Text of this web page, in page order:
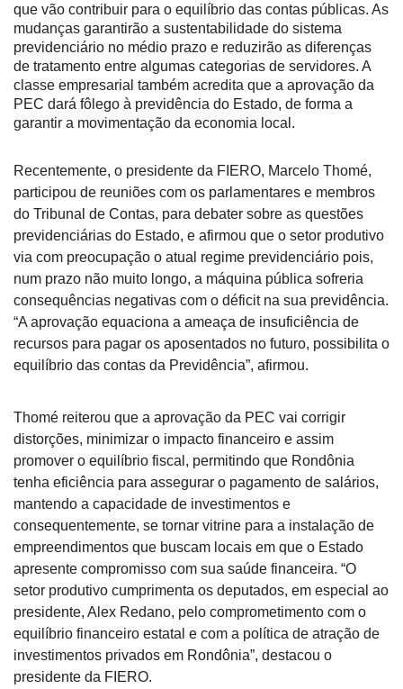
que vão contribuir para o equilíbrio das contas públicas. As
mudanças garantirão a sustentabilidade do sistema
previdenciário no médio prazo e reduzirão as diferenças
de tratamento entre algumas categorias de servidores. A
classe empresarial também acredita que a aprovação da
PEC dará fôlego à previdência do Estado, de forma a
garantir a movimentação da economia local.
Recentemente, o presidente da FIERO, Marcelo Thomé,
participou de reuniões com os parlamentares e membros
do Tribunal de Contas, para debater sobre as questões
previdenciárias do Estado, e afirmou que o setor produtivo
via com preocupação o atual regime previdenciário pois,
num prazo não muito longo, a máquina pública sofreria
consequências negativas com o déficit na sua previdência.
“A aprovação equaciona a ameaça de insuficiência de
recursos para pagar os aposentados no futuro, possibilita o
equilíbrio das contas da Previdência”, afirmou.
Thomé reiterou que a aprovação da PEC vai corrigir
distorções, minimizar o impacto financeiro e assim
promover o equilíbrio fiscal, permitindo que Rondônia
tenha eficiência para assegurar o pagamento de salários,
mantendo a capacidade de investimentos e
consequentemente, se tornar vitrine para a instalação de
empreendimentos que buscam locais em que o Estado
apresente compromisso com sua saúde financeira. “O
setor produtivo cumprimenta os deputados, em especial ao
presidente, Alex Redano, pelo comprometimento com o
equilíbrio financeiro estatal e com a política de atração de
investimentos privados em Rondônia”, destacou o
presidente da FIERO.